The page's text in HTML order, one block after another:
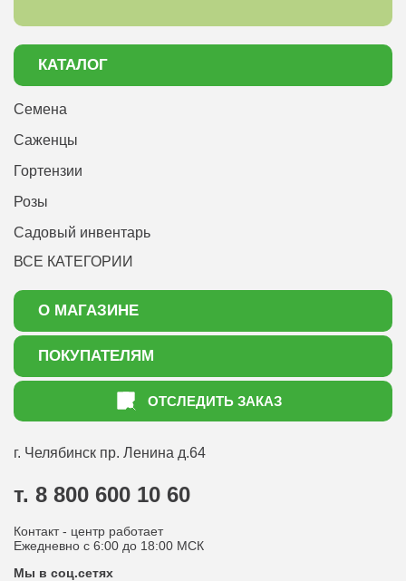
КАТАЛОГ
Семена
Саженцы
Гортензии
Розы
Садовый инвентарь
ВСЕ КАТЕГОРИИ
О МАГАЗИНЕ
О нас
Акции
ПОКУПАТЕЛЯМ
Как оформить заказ
Статьи садоводу
Оптовым покупателям
Политика конфиденциальности
Публичная оферта
ОТСЛЕДИТЬ ЗАКАЗ
г. Челябинск пр. Ленина д.64
т. 8 800 600 10 60
Контакт - центр работает
Ежедневно с 6:00 до 18:00 МСК
Мы в соц.сетях